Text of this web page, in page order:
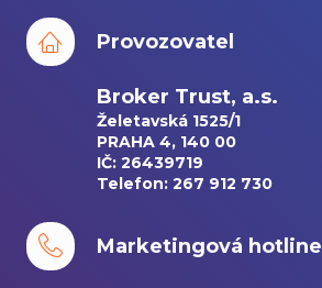
Provozovatel
Broker Trust, a.s.
Želetavská 1525/1
PRAHA 4, 140 00
IČ: 26439719
Telefon: 267 912 730
Marketingová hotline